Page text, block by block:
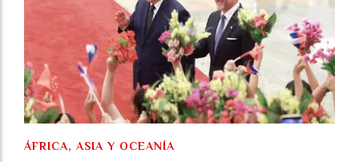
ÁFRICA, ASIA Y OCEANÍA